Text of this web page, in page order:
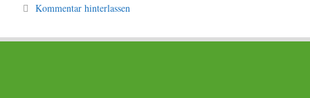
Kommentar hinterlassen